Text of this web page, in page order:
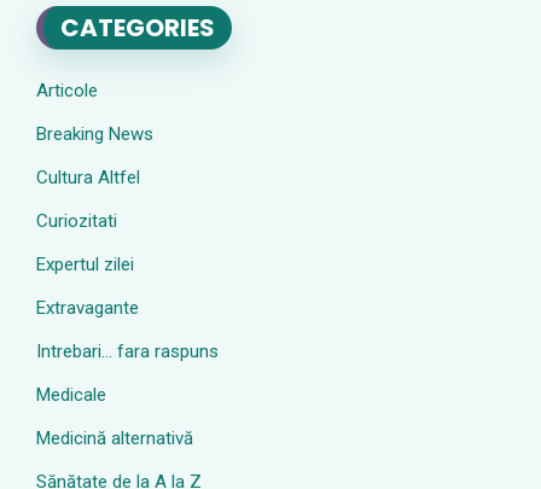
CATEGORIES
Articole
Breaking News
Cultura Altfel
Curiozitati
Expertul zilei
Extravagante
Intrebari… fara raspuns
Medicale
Medicină alternativă
Sănătate de la A la Z